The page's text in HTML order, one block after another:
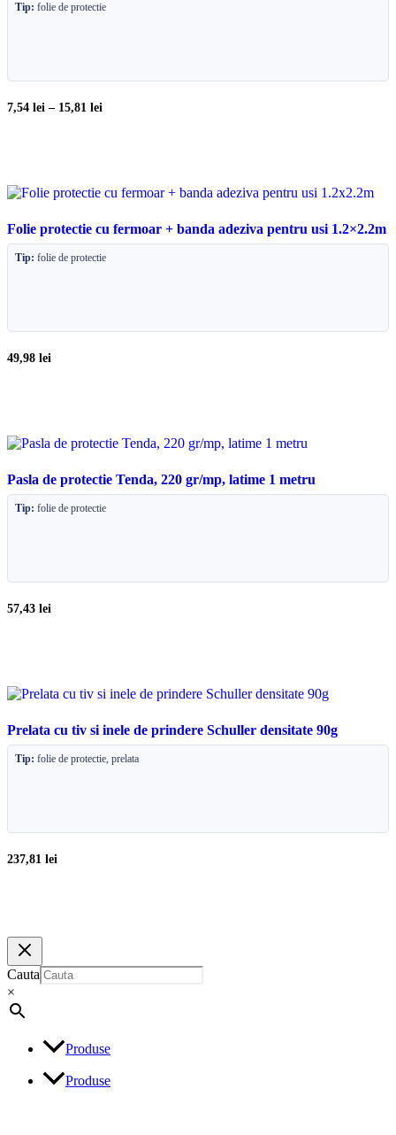
Tip: folie de protectie
7,54 lei – 15,81 lei
Folie protectie cu fermoar + banda adeziva pentru usi 1.2×2.2m
Tip: folie de protectie
49,98 lei
Pasla de protectie Tenda, 220 gr/mp, latime 1 metru
Tip: folie de protectie
57,43 lei
Prelata cu tiv si inele de prindere Schuller densitate 90g
Tip: folie de protectie, prelata
237,81 lei
Cauta
×
Produse
Produse